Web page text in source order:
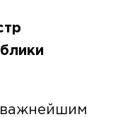
важнейшим